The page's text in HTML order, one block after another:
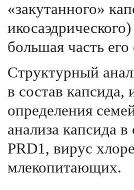
«закутанного»
большая часть
Структурный
в состав капсида,
определения
анализа капсида
PRD1, вирус
млекопитающих.